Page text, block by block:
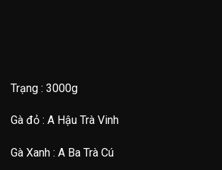
Trạng : 3000g
Gà đỏ : A Hậu Trà Vinh
Gà Xanh : A Ba Trà Cú